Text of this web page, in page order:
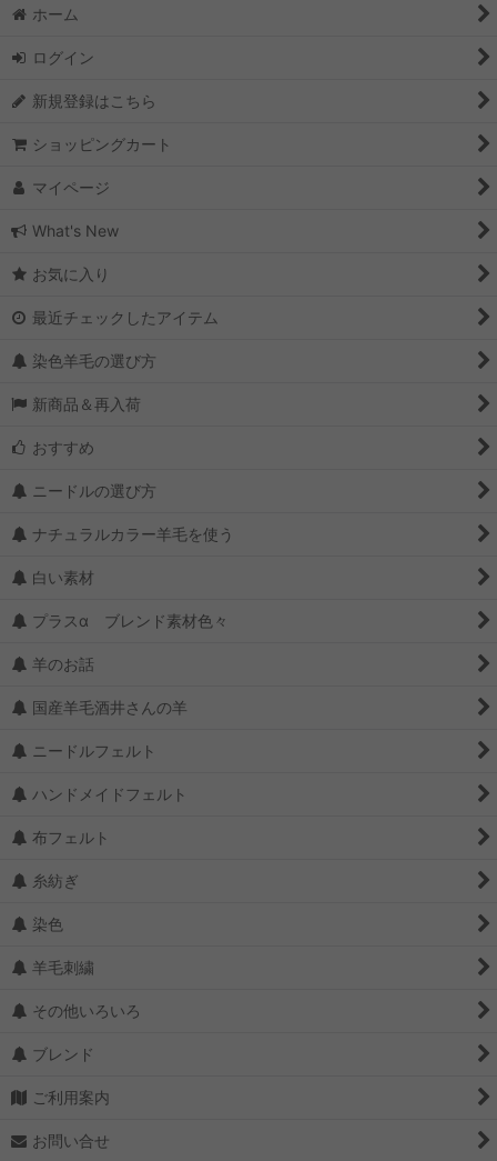
ホーム
ログイン
新規登録はこちら
ショッピングカート
マイページ
What's New
お気に入り
最近チェックしたアイテム
染色羊毛の選び方
新商品＆再入荷
おすすめ
ニードルの選び方
ナチュラルカラー羊毛を使う
白い素材
プラスα ブレンド素材色々
羊のお話
国産羊毛酒井さんの羊
ニードルフェルト
ハンドメイドフェルト
布フェルト
糸紡ぎ
染色
羊毛刺繍
その他いろいろ
ブレンド
ご利用案内
お問い合せ